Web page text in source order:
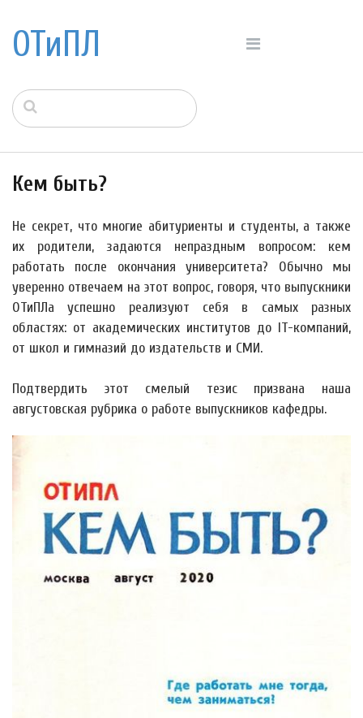
ОТиПЛ
Кем быть?
Не секрет, что многие абитуриенты и студенты, а также
их родители, задаются непраздным вопросом: кем
работать после окончания университета? Обычно мы
уверенно отвечаем на этот вопрос, говоря, что выпускники
ОТиПЛа успешно реализуют себя в самых разных
областях: от академических институтов до IT-компаний,
от школ и гимназий до издательств и СМИ.
Подтвердить этот смелый тезис призвана наша
августовская рубрика о работе выпускников кафедры.